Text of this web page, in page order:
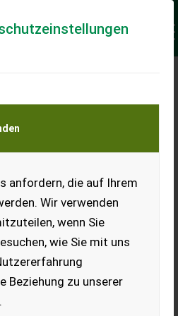
anfordern, die auf Ihrem
Wir verwenden
wenn Sie
wie Sie mit uns
Beziehung zu unserer
und Baumaschinen –
Ort